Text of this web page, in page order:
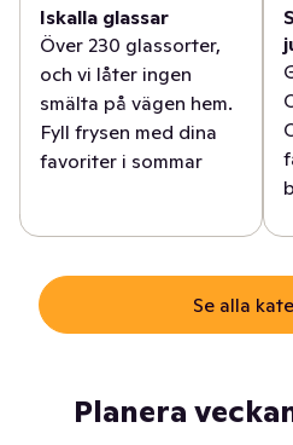
Iskalla glassar
Över 230 glassorter,
och vi låter ingen
smälta på vägen hem.
Fyll frysen med dina
favoriter i sommar
Se alla
Planera